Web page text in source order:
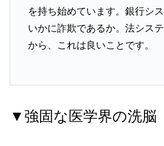
を持ち始めています。銀行シ
いかに詐欺であるか。法シス
から、これは良いことです。
▼強固な医学界の洗脳